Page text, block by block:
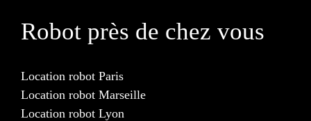
Robot près de chez vous
Location robot Paris
Location robot Marseille
Location robot Lyon